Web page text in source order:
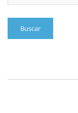
Buscar